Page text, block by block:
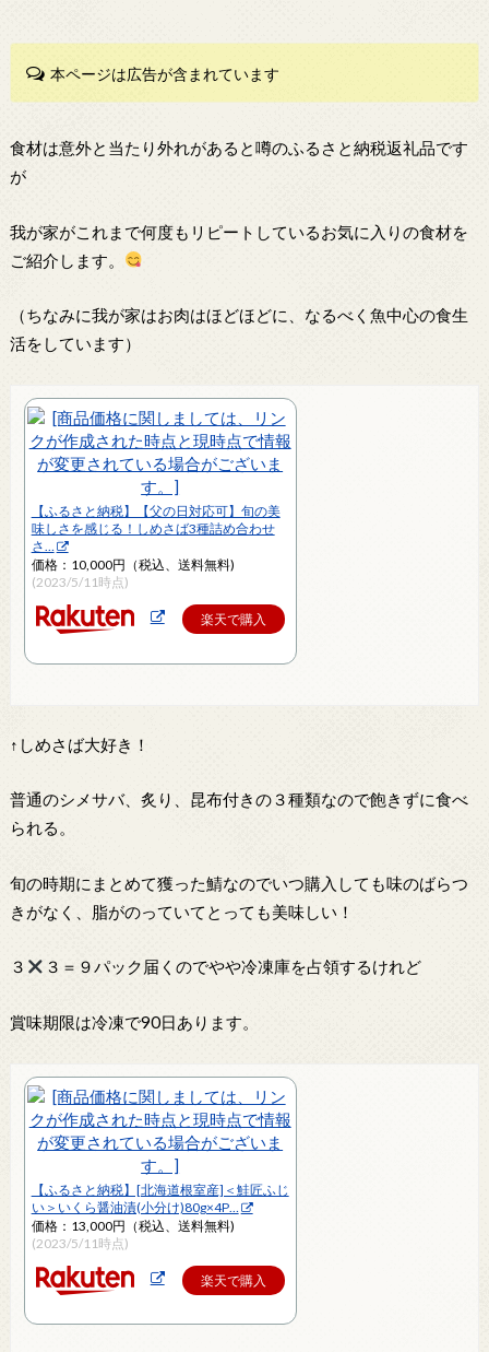
本ページは広告が含まれています
食材は意外と当たり外れがあると噂のふるさと納税返礼品です
が
我が家がこれまで何度もリピートしているお気に入りの食材を
ご紹介します。
（ちなみに我が家はお肉はほどほどに、なるべく魚中心の食生
活をしています）
【ふるさと納税】【父の日対応可】旬の美
味しさを感じる！しめさば3種詰め合わせ
さ…
価格：10,000円（税込、送料無料)
(2023/5/11時点)
楽天で購入
↑しめさば大好き！
普通のシメサバ、炙り、昆布付きの３種類なので飽きずに食べ
られる。
旬の時期にまとめて獲った鯖なのでいつ購入しても味のばらつ
きがなく、脂がのっていてとっても美味しい！
３ ３＝９パック届くのでやや冷凍庫を占領するけれど
賞味期限は冷凍で90日あります。
【ふるさと納税】[北海道根室産]＜鮭匠ふじ
い＞いくら醤油漬(小分け)80g×4P…
価格：13,000円（税込、送料無料)
(2023/5/11時点)
楽天で購入